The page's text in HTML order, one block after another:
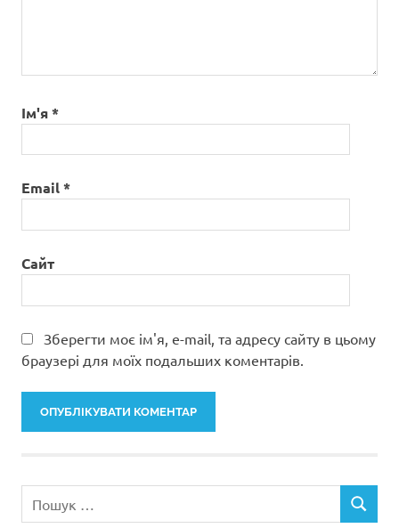
Ім'я*
Email*
Сайт
Зберегти моє ім'я, e-mail, та адресу сайту в цьому
браузері для моїх подальших коментарів.
ПОШУК